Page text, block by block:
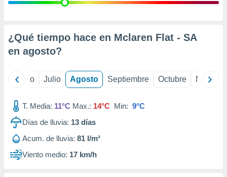
e
mediante
de
1199
¿Qué tiempo hace en Mclaren Flat - SA
en agosto?
Junio Julio Agosto Septiembre Octubre
T. Media: 11°C Max.: 14°C Min: 9°C
Días de lluvia: 13 días
Acum. de lluvia: 81 l/m²
Viento medio: 17 km/h